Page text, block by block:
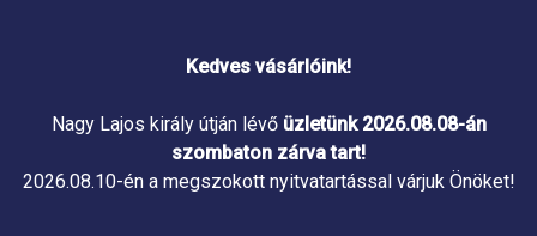
Kedves vásárlóink!
Nagy Lajos király útján lévő üzletünk 2026.08.08-án
szombaton zárva tart!
2026.08.10-én a megszokott nyitvatartással várjuk Önöket!